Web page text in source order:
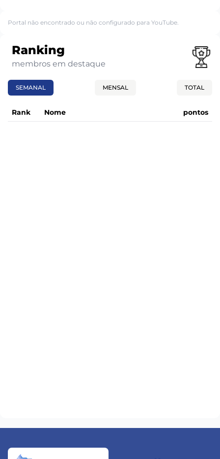
Portal não encontrado ou não configurado para YouTube.
Ranking
membros em destaque
SEMANAL MENSAL TOTAL
Rank Nome pontos